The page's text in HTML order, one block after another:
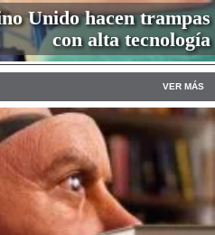
Unido hacen trampas
con alta tecnología
VER MÁS